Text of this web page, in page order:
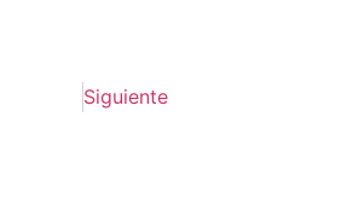
Siguiente